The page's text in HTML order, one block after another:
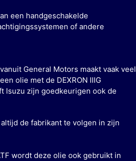
een handgeschakelde
of andere
General Motors maakt vaak veel
olie met de DEXRON IIIG
Isuzu zijn goedkeurigen ook de
de fabrikant te volgen in zijn
wordt deze olie ook gebruikt in